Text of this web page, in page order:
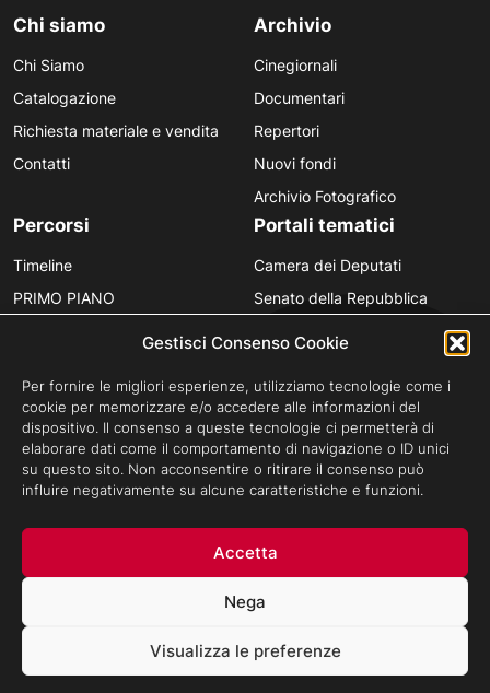
Gestisci Consenso Cookie
Per fornire le migliori esperienze, utilizziamo tecnologie come i
cookie per memorizzare e/o accedere alle informazioni del
dispositivo. Il consenso a queste tecnologie ci permetterà di
elaborare dati come il comportamento di navigazione o ID unici
su questo sito. Non acconsentire o ritirare il consenso può
influire negativamente su alcune caratteristiche e funzioni.
Accetta
Nega
Visualizza le preferenze
Chi siamo
Chi Siamo
Catalogazione
Richiesta materiale e vendita
Contatti
Archivio
Cinegiornali
Documentari
Repertori
Nuovi fondi
Archivio Fotografico
Percorsi
Timeline
PRIMO PIANO
Anniversari
Portali tematici
Camera dei Deputati
Senato della Repubblica
Luce per la didattica
Fare gli italiani
Archivio Storico Istituto Luce - Tutti i diritti riservati ©Cinecittà s.p.a
Socio Unico Ministero dell'Economia e delle Finanze i cui diritti del
Socio sono esercitati dal Ministero della Cultura.
Sede legale: Via Tuscolana, N. 1055 - 00173 Roma (ITALIA) -
F +39 06 7221883
Capitale Sociale: € 22.671.548 i.v. - Codice Fiscale e N. Iscr. Reg.